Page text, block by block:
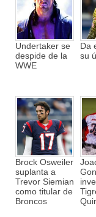
Undertaker se
despide de la
WWE
Da
su
Brock Osweiler
suplanta a
Trevor Siemian
como titular de
Broncos